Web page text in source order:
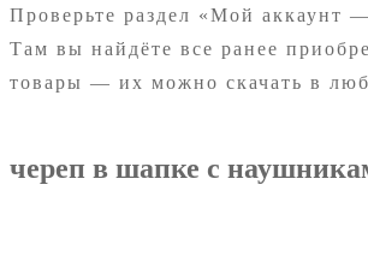
Проверьте раздел «Мой аккаунт
Там вы найдёте все ранее
товары — их можно скачать в
череп в шапке с